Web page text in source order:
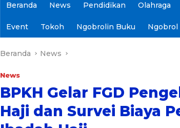
Beranda News Pendidikan Olahraga
Event Tokoh Ngobrolin Buku Ngobrol
Beranda News
News
BPKH Gelar FGD
Haji dan Survei Biaya